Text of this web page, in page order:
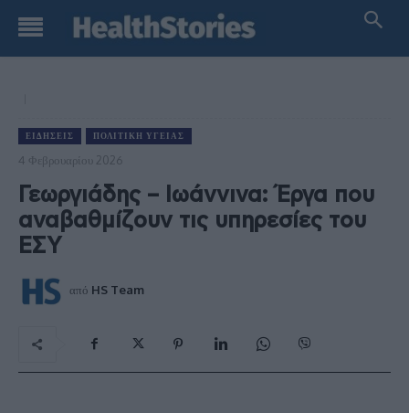
ΕΙΔΉΣΕΙΣ ΠΟΛΙΤΙΚΉ ΥΓΕΊΑΣ
4 Φεβρουαρίου 2026
Γεωργιάδης – Ιωάννινα: Έργα που
αναβαθμίζουν τις υπηρεσίες του
ΕΣΥ
από HS Team